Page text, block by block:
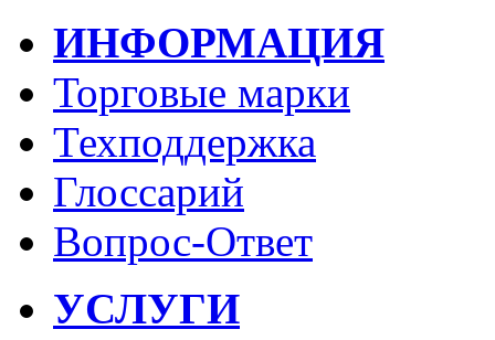
ИНФОРМАЦИЯ
Торговые марки
Техподдержка
Глоссарий
Вопрос-Ответ
УСЛУГИ